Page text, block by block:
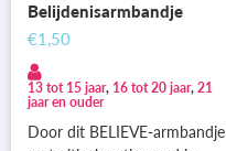
Belijdenisarmbandje
€1,50
13 tot 15 jaar, 16 tot 20 jaar, 21
jaar en ouder
Door dit BELIEVE-armbandje